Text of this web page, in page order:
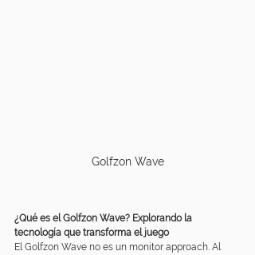
Golfzon Wave
¿Qué es el Golfzon Wave? Explorando la
tecnología que transforma el juego
El Golfzon Wave no es un monitor approach. Al